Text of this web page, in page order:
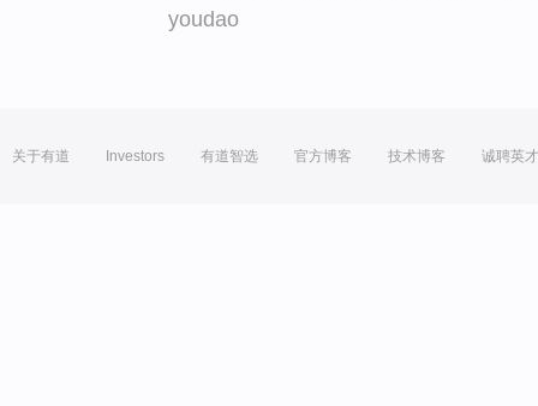
youdao
关于有道 Investors 有道智选 官方博客 技术博客 诚聘英才